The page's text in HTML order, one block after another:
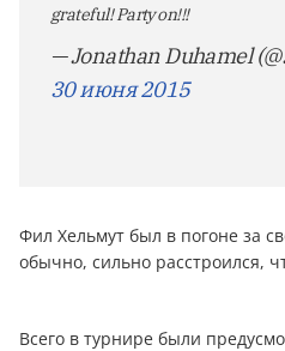
grateful! Party on!!!
— Jonathan Duhamel
30 июня 2015
Фил Хельмут был в погоне за
обычно, сильно расстроился,
Всего в турнире были